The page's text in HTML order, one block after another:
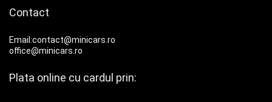
Contact
Email:contact@minicars.ro
office@minicars.ro
Plata online cu cardul prin: